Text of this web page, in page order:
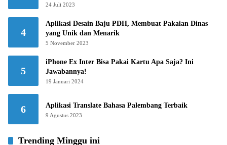
24 Juli 2023
4
Aplikasi Desain Baju PDH, Membuat Pakaian Dinas
yang Unik dan Menarik
5 November 2023
5
iPhone Ex Inter Bisa Pakai Kartu Apa Saja? Ini
Jawabannya!
19 Januari 2024
6 Aplikasi Translate Bahasa Palembang Terbaik
9 Agustus 2023
Trending Minggu ini